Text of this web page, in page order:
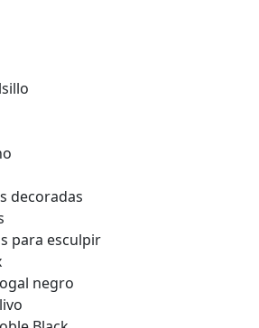
decoradas
para esculpir
negro
Black